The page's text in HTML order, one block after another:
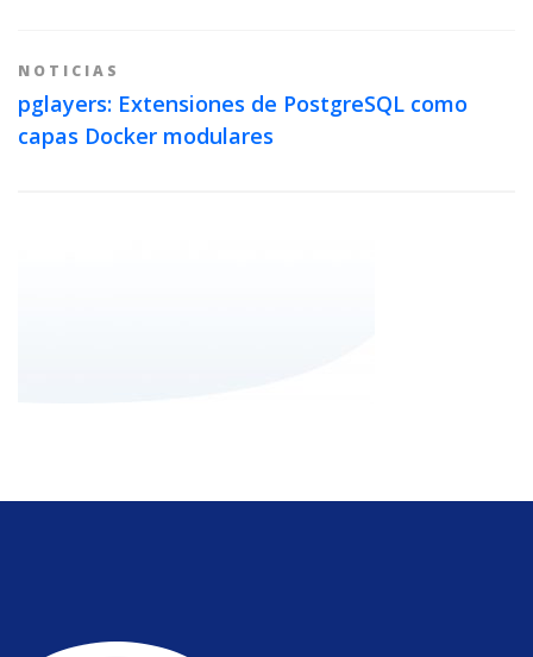
NOTICIAS
pglayers: Extensiones de PostgreSQL como
capas Docker modulares